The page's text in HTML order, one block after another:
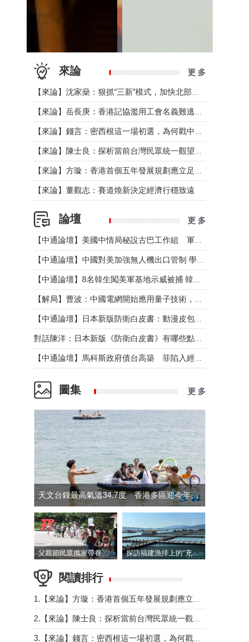
來論 更 多
【來論】董觀志：賽道煥新決定經濟行穩致遠
論壇 更 多
圖集 更 多
天文台錄最高氣溫34.7度 香港多區迎今年最熱一天
父親節民眾攜家帶眷出遊 探訪福建漁排上的“充電寶”
閱讀排行